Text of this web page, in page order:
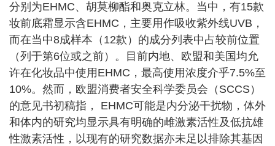
分别为EHMC、胡莫柳酯和奥克立林。当中，有15款
妆前底霜显示含EHMC，主要用作吸收紫外线UVB，
而在当中8成样本（12款）的成分列表中占较前位置
（列于第6位或之前）。目前内地、欧盟和美国均允
许在化妆品中使用EHMC，最高使用浓度介乎7.5%至
10%。然而，欧盟消费者安全科学委员会（SCCS）
的意见书初稿指， EHMC可能是内分泌干扰物，体外
和体内的研究均显示具有明确的雌激素活性及低抗雄
性激素活性，以现有的研究数据亦未足以排除其基因